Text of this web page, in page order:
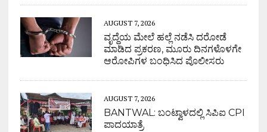
AUGUST 7, 2026
ವೃದ್ಧೆಯ ಮೇಲೆ ಹಲ್ಲೆ ನಡೆಸಿ ದರೋಡೆ
ಮಾಡಿದ ಪ್ರಕರಣ, ಮೂರು ದಿನಗಳೊಳಗೇ
ಆರೋಪಿಗಳ ಬಂಧಿಸಿದ ಪೊಲೀಸರು
AUGUST 7, 2026
BANTWAL: ಬಂಟ್ವಾಳದಲ್ಲಿ ಸಿಪಿಐ CPI
ಪಾದಯಾತ್ರೆ